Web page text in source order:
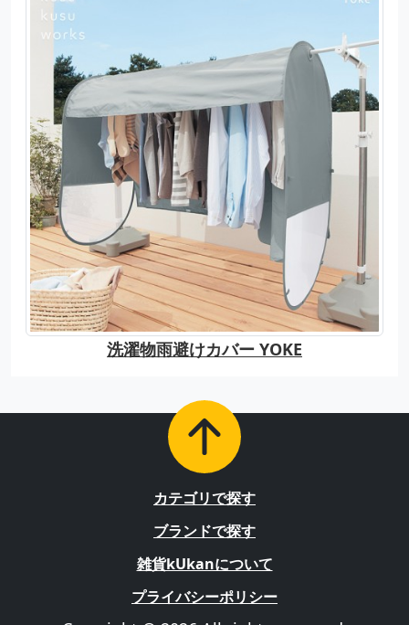
洗濯物雨避けカバー YOKE
カテゴリで探す
ブランドで探す
雑貨kUkanについて
プライバシーポリシー